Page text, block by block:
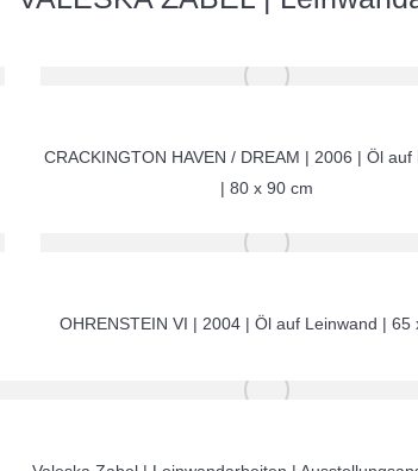
CRACKINGTON HAVEN / DREAM | 2006 | Öl auf
| 80 x 90 cm
OHRENSTEIN VI | 2004 | Öl auf Leinwand | 65